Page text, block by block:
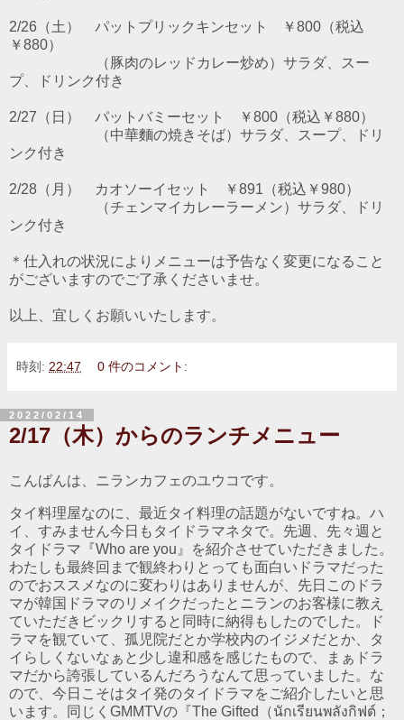
2/26（土） パットプリックキンセット ￥800（税込
￥880）
（豚肉のレッドカレー炒め）サラダ、スー
プ、ドリンク付き
2/27（日） パットバミーセット ￥800（税込￥880）
（中華麵の焼きそば）サラダ、スープ、ドリ
ンク付き
2/28（月） カオソーイセット ￥891（税込￥980）
（チェンマイカレーラーメン）サラダ、ドリ
ンク付き
＊仕入れの状況によりメニューは予告なく変更になること
がございますのでご了承くださいませ。
以上、宜しくお願いいたします。
時刻: 22:47 0 件のコメント:
2022/02/14
2/17（木）からのランチメニュー
こんばんは、ニランカフェのユウコです。
タイ料理屋なのに、最近タイ料理の話題がないですね。ハ
イ、すみません今日もタイドラマネタで。先週、先々週と
タイドラマ『Who are you』を紹介させていただきました。
わたしも最終回まで観終わりとっても面白いドラマだった
のでおススメなのに変わりはありませんが、先日このドラ
マが韓国ドラマのリメイクだったとニランのお客様に教え
ていただきビックリすると同時に納得もしたのでした。ド
ラマを観ていて、孤児院だとか学校内のイジメだとか、タ
イらしくないなぁと少し違和感を感じたもので、まぁドラ
マだから誇張しているんだろうなんて思っていました。な
ので、今日こそはタイ発のタイドラマをご紹介したいと思
います。同じくGMMTVの『The Gifted（นักเรียนพลังกิฟต์；